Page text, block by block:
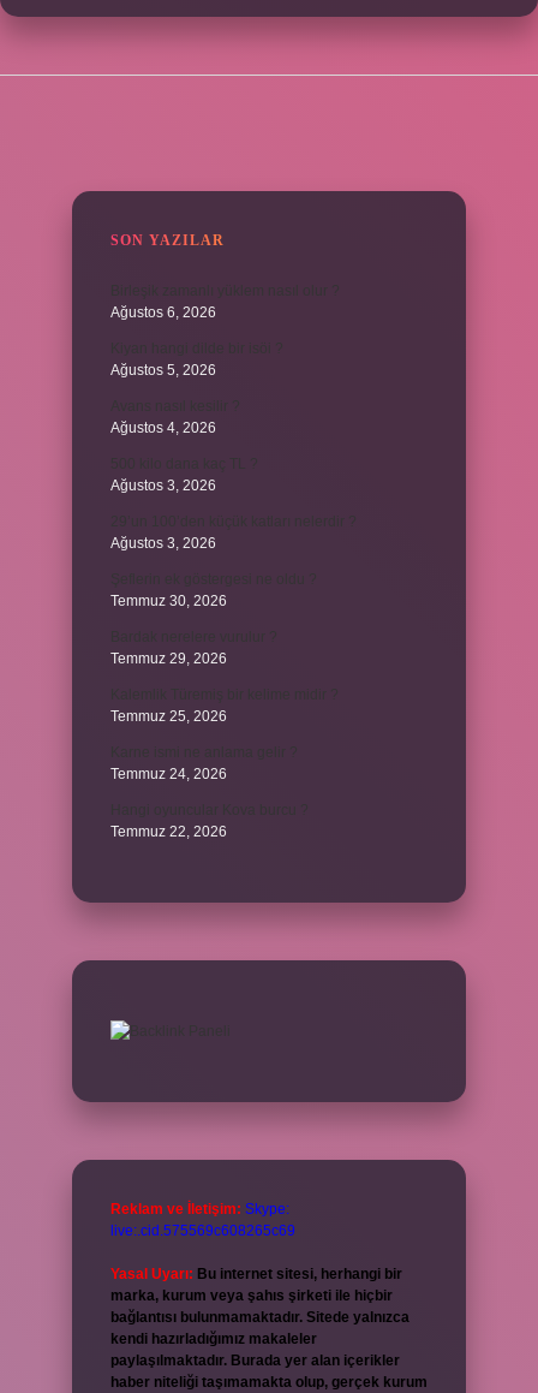
SON YAZILAR
Ağustos 6, 2026
Ağustos 5, 2026
Ağustos 4, 2026
Ağustos 3, 2026
Ağustos 3, 2026
Temmuz 30, 2026
Temmuz 29, 2026
Temmuz 25, 2026
Temmuz 24, 2026
Temmuz 22, 2026
Reklam ve İletişim: Skype:
live:.cid.575569c608265c69
Yasal Uyarı: Bu internet sitesi, herhangi bir
marka, kurum veya şahıs şirketi ile hiçbir
bağlantısı bulunmamaktadır. Sitede yalnızca
kendi hazırladığımız makaleler
paylaşılmaktadır. Burada yer alan içerikler
haber niteliği taşımamakta olup, gerçek kurum